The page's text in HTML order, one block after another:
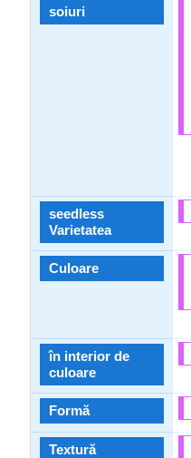
soiuri
seedless
Varietatea
Culoare
în interior de
culoare
Formă
Textură